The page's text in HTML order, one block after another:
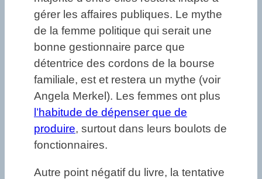
gérer les affaires publiques. Le mythe
de la femme politique qui serait une
bonne gestionnaire parce que
détentrice des cordons de la bourse
familiale, est et restera un mythe (voir
Angela Merkel). Les femmes ont plus
l’habitude de dépenser que de
produire, surtout dans leurs boulots de
fonctionnaires.
Autre point négatif du livre, la tentative